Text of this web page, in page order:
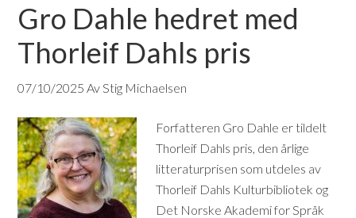
Gro Dahle hedret med
Thorleif Dahls pris
07/10/2025 Av Stig Michaelsen
Forfatteren Gro Dahle er tildelt
Thorleif Dahls pris, den årlige
litteraturprisen som utdeles av
Thorleif Dahls Kulturbibliotek og
Det Norske Akademi for Språk